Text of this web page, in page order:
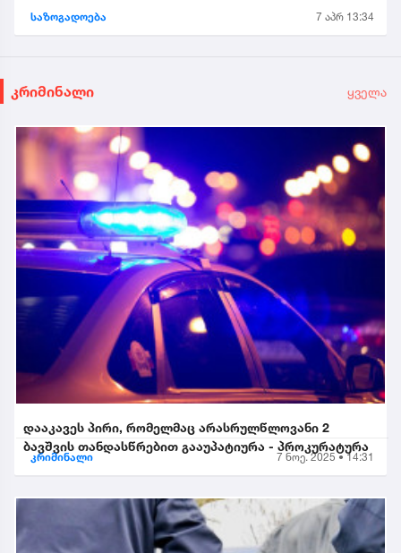
საზოგადოება 7 აპრ 13:34
კრიმინალი ყველა
დააკავეს პირი, რომელმაც არასრულწლოვანი 2
ბავშვის თანდასწრებით გააუპატიურა - პროკურატურა
კრიმინალი 7 ნოე. 2025 • 14:31